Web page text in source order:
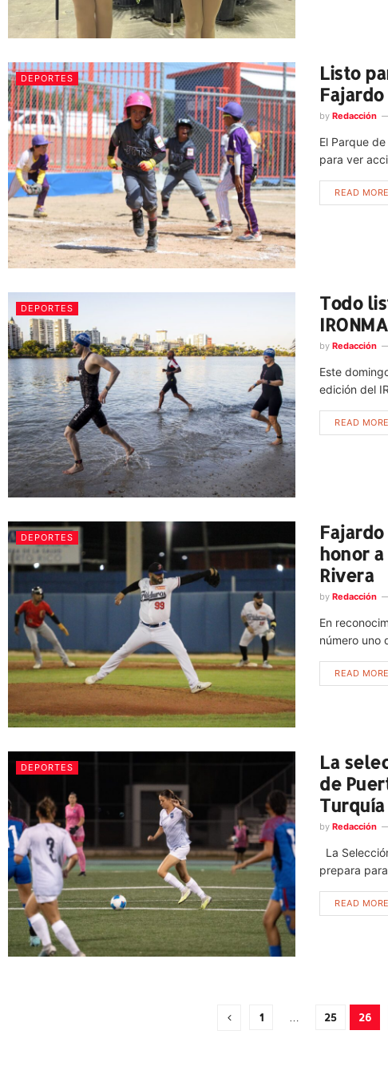
DEPORTES
Listo
Fajardo
by Redacción
El Parque
para ver
READ MORE
DEPORTES
Todo
by Redacción
Este
edición del
READ MORE
DEPORTES
honor
Rivera
by Redacción
En
número uno
READ MORE
DEPORTES
La
de
Turquía
by Redacción
La
prepara
READ MORE
1 25 26